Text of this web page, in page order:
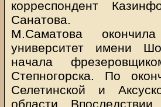
корреспондент
Санатова.
М.Саматова окончила
университет имени
начала
Степногорска. По
Селетинской и
области.